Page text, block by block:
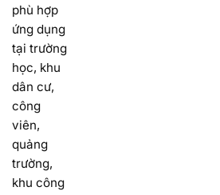
phù hợp
ứng dụng
tại trường
học, khu
dân cư,
công
viên,
quảng
trường,
khu công